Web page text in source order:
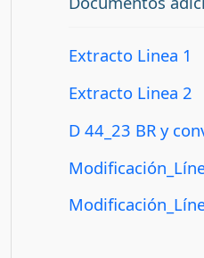
Extracto Linea 1
Extracto Linea 2
D 44_23 BR y